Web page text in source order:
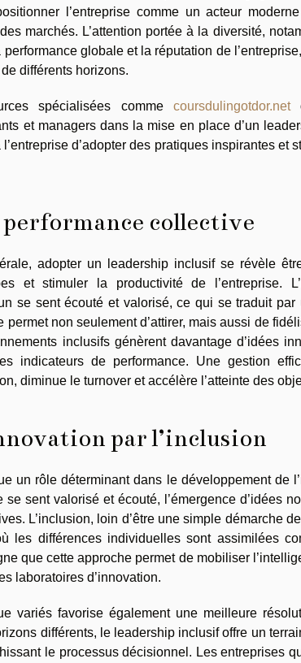
l’entreprise comme un acteur
marchés. L’attention portée à la diversité,
globale et la réputation de
différents horizons.
spécialisées comme coursdulingotdor.net
et managers dans la mise en place d’un
d’adopter des pratiques inspirantes et
collective
adopter un leadership inclusif se révèle
et stimuler la productivité de l’entreprise.
se sent écouté et valorisé, ce qui se traduit
permet non seulement d’attirer, mais aussi de
inclusifs génèrent davantage d’idées
indicateurs de performance. Une gestion
diminue le turnover et accélère l’atteinte des
par l’inclusion
un rôle déterminant dans le développement de
se sent valorisé et écouté, l’émergence d’idées
L’inclusion, loin d’être une simple démarche
les différences individuelles sont assimilées
que cette approche permet de mobiliser
laboratoires d’innovation.
variés favorise également une meilleure
différents, le leadership inclusif offre un
le processus décisionnel. Les entreprises